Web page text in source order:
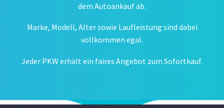
dem Autoankauf ab.
Marke, Modell, Alter sowie Laufleistung sind dabei
vollkommen egal.
Jeder PKW erhält ein faires Angebot zum Sofortkauf.